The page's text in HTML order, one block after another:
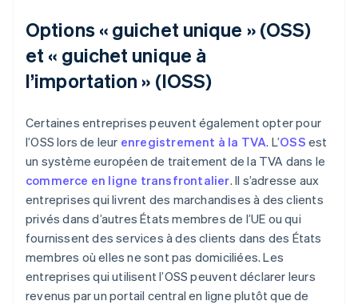
Options « guichet unique » (OSS)
et « guichet unique à
l’importation » (IOSS)
Certaines entreprises peuvent également opter pour
l’OSS lors de leur enregistrement à la TVA. L’OSS est
un système européen de traitement de la TVA dans le
commerce en ligne transfrontalier. Il s’adresse aux
entreprises qui livrent des marchandises à des clients
privés dans d’autres États membres de l’UE ou qui
fournissent des services à des clients dans des États
membres où elles ne sont pas domiciliées. Les
entreprises qui utilisent l’OSS peuvent déclarer leurs
revenus par un portail central en ligne plutôt que de